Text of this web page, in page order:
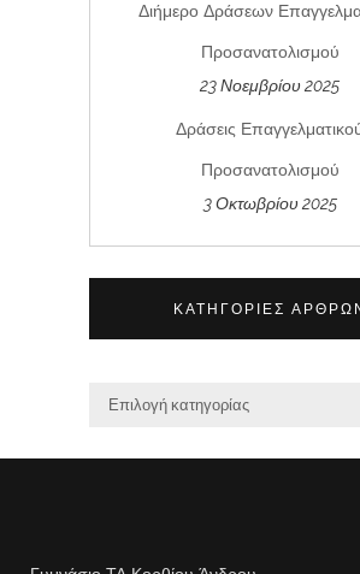
Διήμερο Δράσεων
Προσανατολισμού
23 Νοεμβρίου 2025
Δράσεις
Προσανατολισμού
3 Οκτωβρίου 2025
ΚΑΤΗΓΟΡΊΕΣ